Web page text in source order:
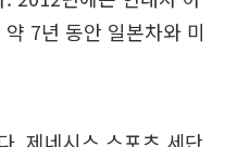
7년 동안 일본차와 미